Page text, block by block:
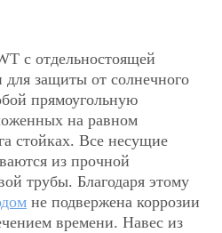
с отдельностоящей
для защиты от солнечного
прямоугольную
на равном
стойках. Все несущие
из прочной
трубы. Благодаря этому
не подвержена коррозии
времени. Навес из